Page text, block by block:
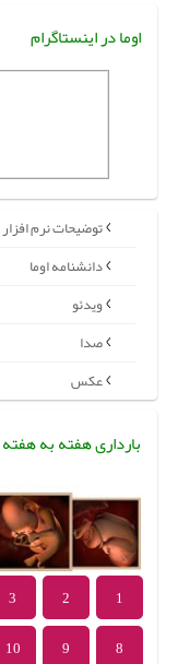
اوما در اینستاگرام
توضیحات نرم افزار
دانشنامه اوما
ویدئو
صدا
عکس
بارداری هفته به هفته
1
2
3
8
9
10